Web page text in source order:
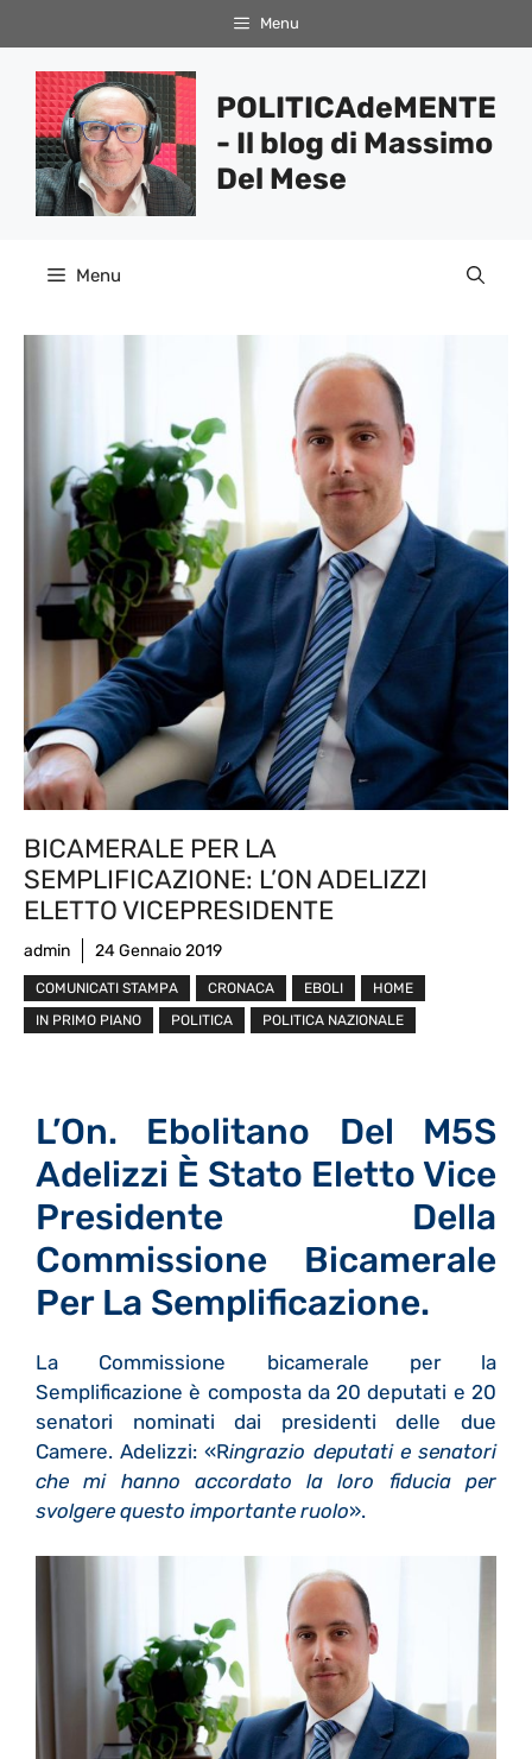
al
contenuto
Menu
POLITICAdeMENTE
- Il blog di Massimo
Del Mese
Menu
BICAMERALE PER LA
SEMPLIFICAZIONE: L’ON ADELIZZI
ELETTO VICEPRESIDENTE
admin 24 Gennaio 2019
COMUNICATI STAMPA CRONACA EBOLI
HOME
IN PRIMO PIANO
POLITICA POLITICA NAZIONALE
L’On. Ebolitano Del M5S
Adelizzi È Stato Eletto Vice
Presidente Della
Commissione Bicamerale
Per La Semplificazione.
La Commissione bicamerale per la
Semplificazione è composta da 20 deputati e 20
senatori nominati dai presidenti delle due
Camere. Adelizzi: «Ringrazio deputati e senatori
che mi hanno accordato la loro fiducia per
svolgere questo importante ruolo».